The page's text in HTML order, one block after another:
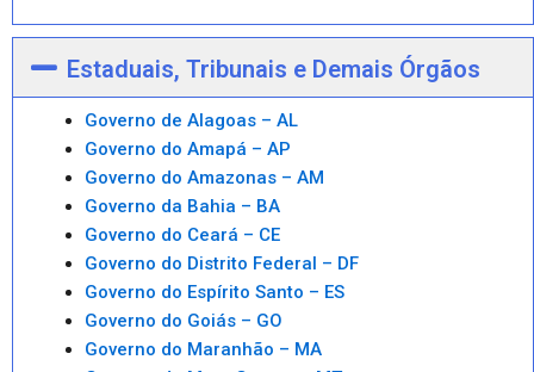
Estaduais, Tribunais e Demais Órgãos
Governo de Alagoas – AL
Governo do Amapá – AP
Governo do Amazonas – AM
Governo da Bahia – BA
Governo do Ceará – CE
Governo do Distrito Federal – DF
Governo do Espírito Santo – ES
Governo do Goiás – GO
Governo do Maranhão – MA